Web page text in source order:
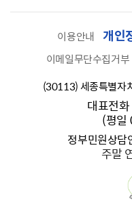
이용안내 개인
이메일무단수집거부
(30113) 세종특별자
대표전
(평일
정부민원상
주말